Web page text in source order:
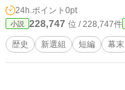
24h.ポイント 0pt
小説 228,747 位 / 228,747件
歴史 新選組 短編 幕末